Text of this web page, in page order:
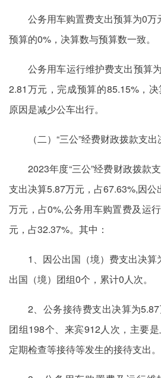
公务用车购置费支出预算为0
预算的0%，决算数与预算数一致。
公务用车运行维护费支出预算
2.81万元，完成预算的85.15%，
原因是减少公车出行。
（二）“三公”经费财政拨款支
2023年度“三公”经费财政拨款
支出决算5.87万元，占67.63%,因
万元，占0%,公务用车购置费及运
元，占32.37%。其中：
1、因公出国（境）费支出决
出国（境）团组0个，累计0人次。
2、公务接待费支出决算为
团组198个、来宾912人次，主要
定期检查等接待等发生的接待支出。